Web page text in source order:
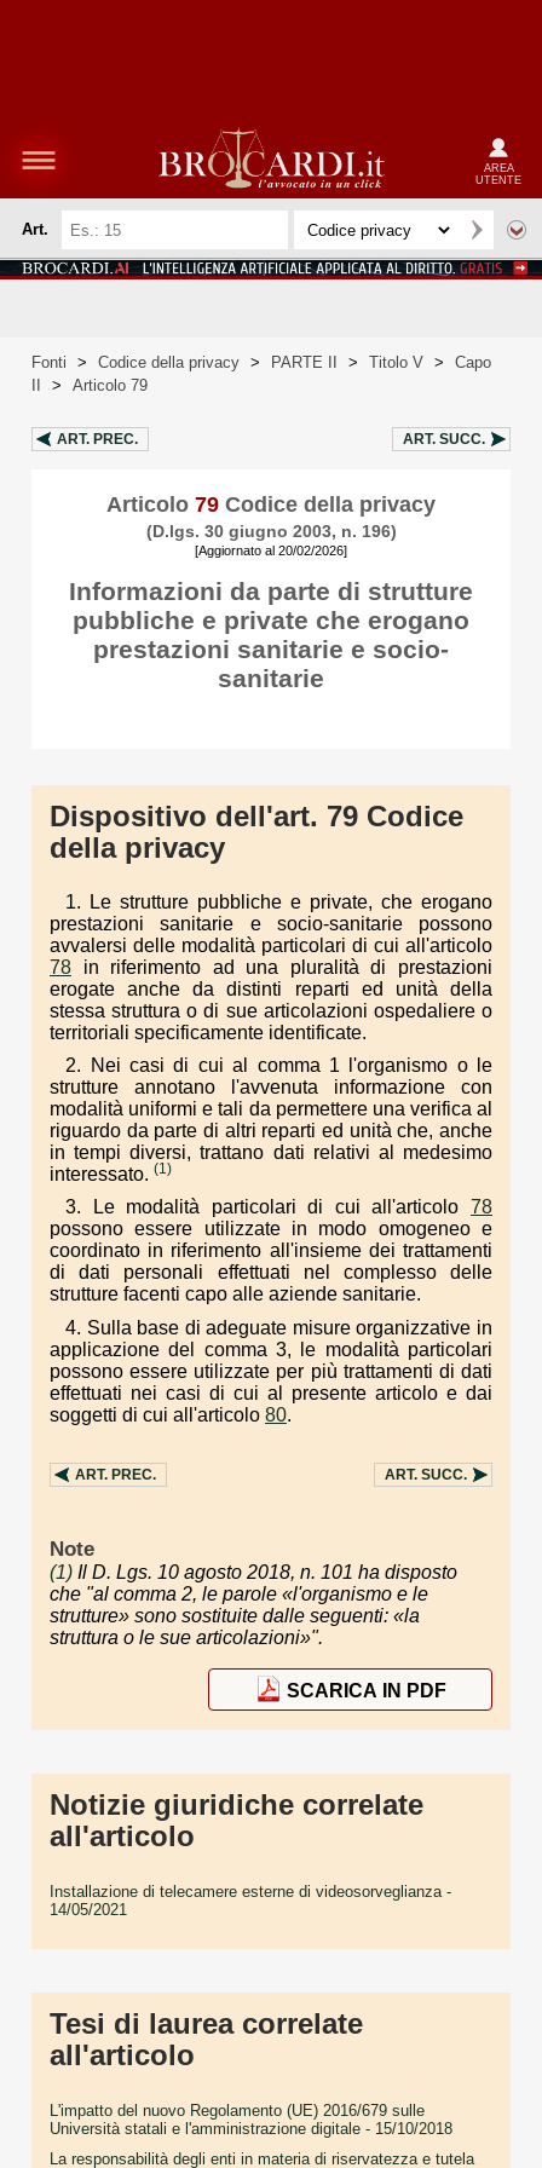
AREA
UTENTE
Art.
Fonti > Codice della privacy > PARTE II > Titolo V >
Capo
> Articolo 79
ART. PREC. ART. SUCC.
Articolo 79 Codice della privacy
(D.lgs. 30 giugno 2003, n. 196)
[Aggiornato al 20/02/2026]
Informazioni da parte di strutture
pubbliche e private che erogano
prestazioni sanitarie e socio-
sanitarie
Dispositivo dell'art. 79 Codice
della privacy
1. Le strutture pubbliche e private, che erogano
prestazioni sanitarie e socio-sanitarie possono
avvalersi delle modalità particolari di cui all'articolo
78 in riferimento ad una pluralità di prestazioni
erogate anche da distinti reparti ed unità della
stessa struttura o di sue articolazioni ospedaliere o
territoriali specificamente identificate.
2. Nei casi di cui al comma 1 l'organismo o le
strutture annotano l'avvenuta informazione con
modalità uniformi e tali da permettere una verifica al
riguardo da parte di altri reparti ed unità che, anche
in tempi diversi, trattano dati relativi al medesimo
interessato. (1)
3. Le modalità particolari di cui all'articolo 78
possono essere utilizzate in modo omogeneo e
coordinato in riferimento all'insieme dei trattamenti
di dati personali effettuati nel complesso delle
strutture facenti capo alle aziende sanitarie.
4. Sulla base di adeguate misure organizzative in
applicazione del comma 3, le modalità particolari
possono essere utilizzate per più trattamenti di dati
effettuati nei casi di cui al presente articolo e dai
soggetti di cui all'articolo 80.
ART. PREC. ART. SUCC.
Note
(1) Il D. Lgs. 10 agosto 2018, n. 101 ha disposto
che "al comma 2, le parole «l'organismo e le
strutture» sono sostituite dalle seguenti: «la
struttura o le sue articolazioni»".
SCARICA IN PDF
Notizie giuridiche correlate
all'articolo
Installazione di telecamere esterne di videosorveglianza -
14/05/2021
Tesi di laurea correlate
all'articolo
L'impatto del nuovo Regolamento (UE) 2016/679 sulle
Università statali e l'amministrazione digitale - 15/10/2018
La responsabilità degli enti in materia di riservatezza e tutela